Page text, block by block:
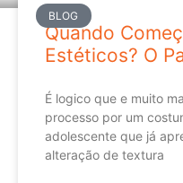
BLOG
Quando
Estéticos? O
É logico que e muito
processo por um
adolescente que já
alteração de textura